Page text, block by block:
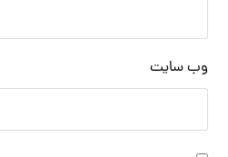
وب‌ سایت